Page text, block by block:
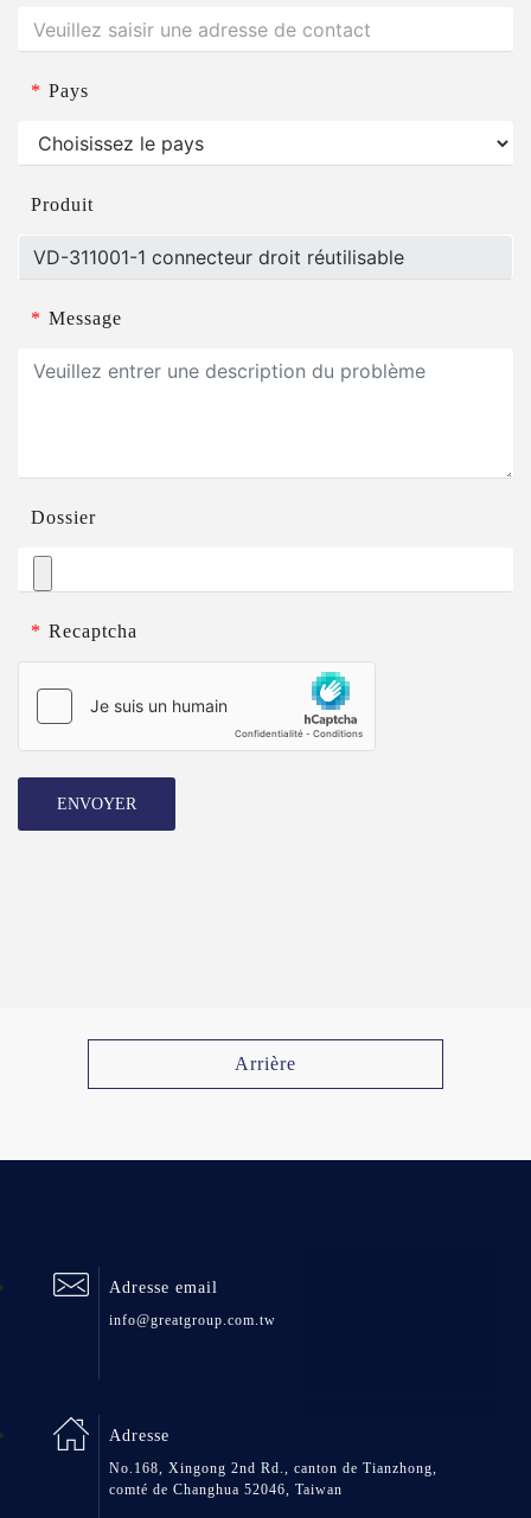
* Pays
Produit
* Message
Dossier
* Recaptcha
ENVOYER
Arrière
Adresse email
info@greatgroup.com.tw
Adresse
No.168, Xingong 2nd Rd., canton de Tianzhong,
comté de Changhua 52046, Taiwan